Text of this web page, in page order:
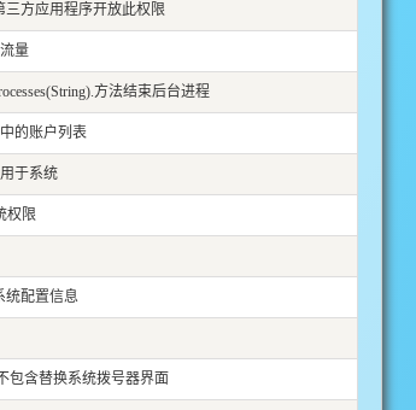
方应用程序开放此权限
量
方法结束后台进程
的账户列表
于系统
权限
统配置信息
包含替换系统拨号器界面